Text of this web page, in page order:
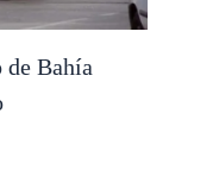
Bahía